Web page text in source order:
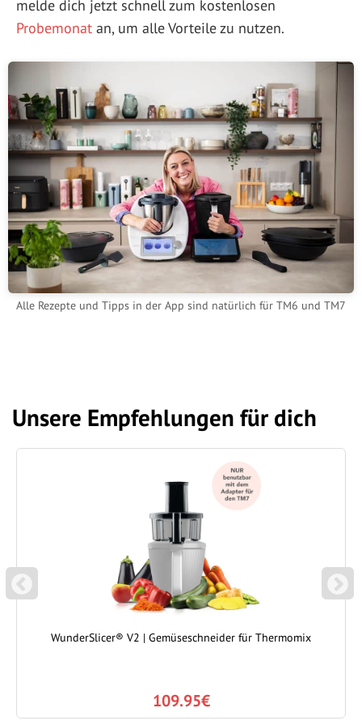
melde dich jetzt schnell zum kostenlosen
Probemonat an, um alle Vorteile zu nutzen.
Alle Rezepte und Tipps in der App sind natürlich für TM6 und TM7
Unsere Empfehlungen für dich
P
REVIOUS
WunderSlicer® V2 | Gemüseschneider für Thermomix
109.95€
N
EXT